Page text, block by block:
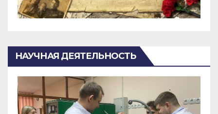
НАУЧНАЯ ДЕЯТЕЛЬНОСТЬ